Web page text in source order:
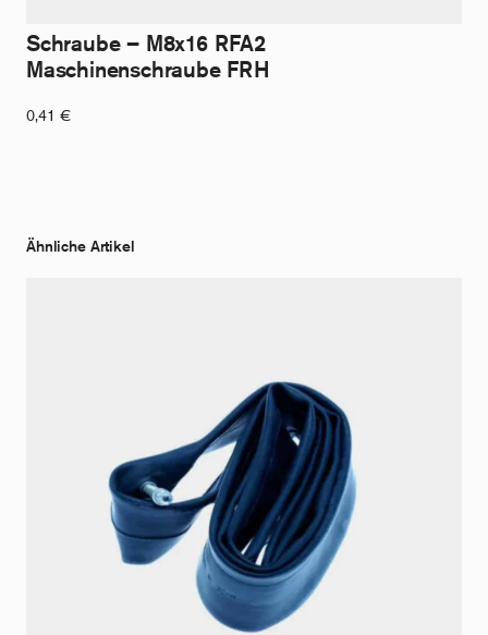
Schraube – M8x16 RFA2
Maschinenschraube FRH
0,41 €
Ähnliche Artikel